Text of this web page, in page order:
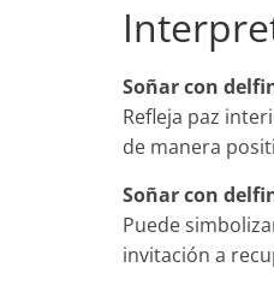
Soñar con
Refleja paz
de manera
Soñar con
Puede
invitación a